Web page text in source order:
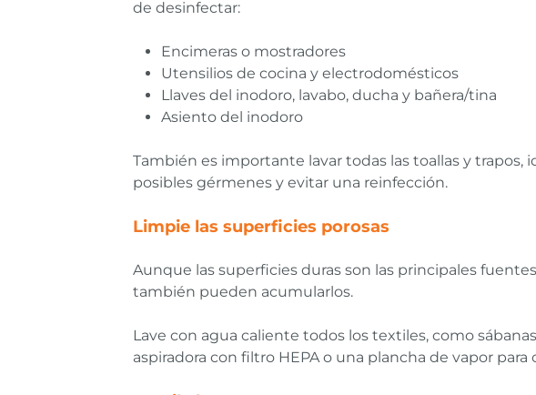
de desinfectar:
Encimeras o mostradores
Utensilios de cocina y electrodomésticos
Llaves del inodoro, lavabo, ducha y bañera/tina
Asiento del inodoro
También es importante lavar todas las toallas y
posibles gérmenes y evitar una reinfección.
Limpie las superficies porosas
Aunque las superficies duras son las principales
también pueden acumularlos.
Lave con agua caliente todos los textiles, como
aspiradora con filtro HEPA o una plancha de vapor